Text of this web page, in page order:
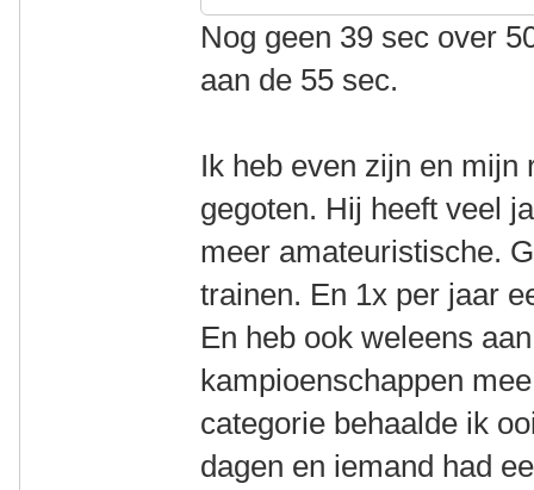
Nog geen 39 sec over
aan de 55 sec.
Ik heb even zijn en
gegoten. Hij heeft veel
meer amateuristische.
trainen. En 1x per jaar
En heb ook weleens
kampioenschappen
categorie behaalde ik
dagen en iemand had